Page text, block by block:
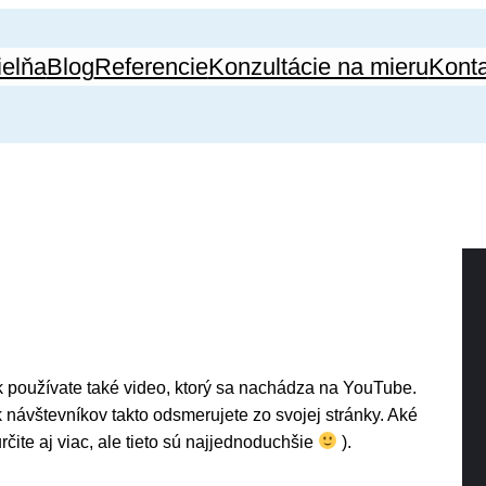
BlogReferencieKonzultácie na mieru
také video, ktorý sa nachádza na YouTube.
takto odsmerujete zo svojej stránky. Aké
aj viac, ale tieto sú najjednoduchšie
).